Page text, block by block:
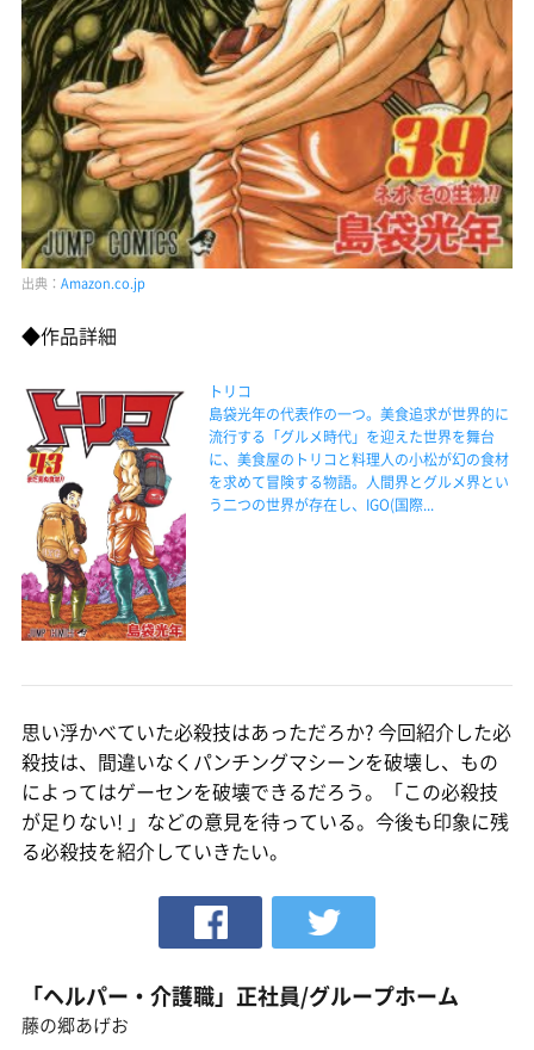
出典： Amazon.co.jp
◆作品詳細
トリコ
島袋光年の代表作の一つ。美食追求が世界的に
流行する「グルメ時代」を迎えた世界を舞台
に、美食屋のトリコと料理人の小松が幻の食材
を求めて冒険する物語。人間界とグルメ界とい
う二つの世界が存在し、IGO(国際...
思い浮かべていた必殺技はあっただろか? 今回紹介した必
殺技は、間違いなくパンチングマシーンを破壊し、もの
によってはゲーセンを破壊できるだろう。「この必殺技
が足りない! 」などの意見を待っている。今後も印象に残
る必殺技を紹介していきたい。
「ヘルパー・介護職」正社員/グループホーム
藤の郷あげお